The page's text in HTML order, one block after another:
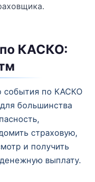
по КАСКО:
события по КАСКО
большинства
страховую,
и получить
выплату.